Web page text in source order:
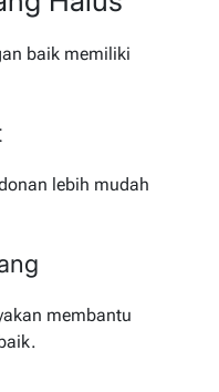
baik memiliki
lebih mudah
membantu